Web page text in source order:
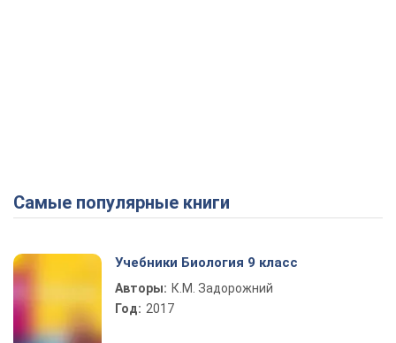
Самые популярные книги
Учебники Биология 9 класс
Авторы: К.М. Задорожний
Год: 2017